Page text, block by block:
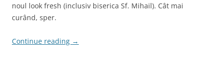
noul look fresh (inclusiv biserica Sf. Mihail). Cât mai
curând, sper.
Continue reading →